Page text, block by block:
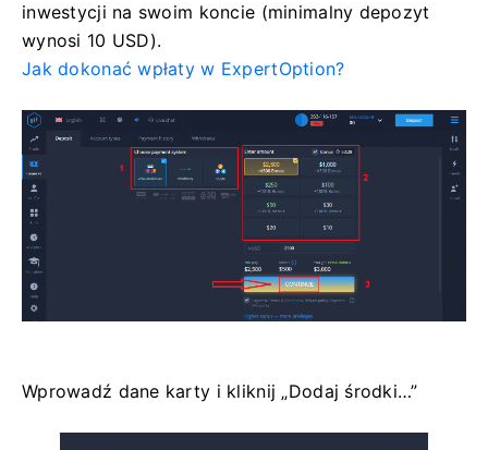
inwestycji na swoim koncie (minimalny depozyt
wynosi 10 USD).
Jak dokonać wpłaty w ExpertOption?
Wprowadź dane karty i kliknij „Dodaj środki…”